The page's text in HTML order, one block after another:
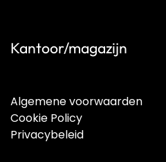
Kantoor/magazijn
Algemene voorwaarden
Cookie Policy
Privacybeleid